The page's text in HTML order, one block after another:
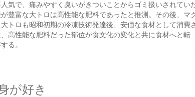
気で、痛みやすく臭いがきついことからゴミ扱いされてい
豊富な大トロは高性能な肥料であったと推測。その後、マ
トロも昭和初期の冷凍技術発達後、安価な食材として消費
高性能な肥料だった部位が食文化の変化と共に食材へと転
る。
が好き